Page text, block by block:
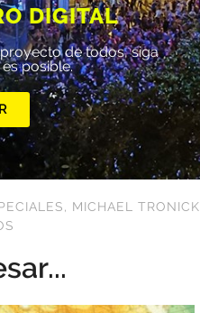
DIGITAL
de todos, siga
posible.
, MICHAEL TRONICK